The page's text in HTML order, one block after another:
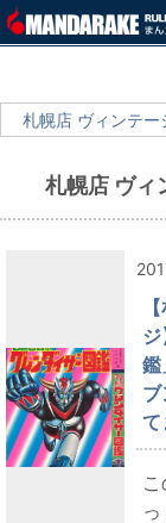
札幌店 ヴィンテー
札幌店 ヴィ
鑑
て